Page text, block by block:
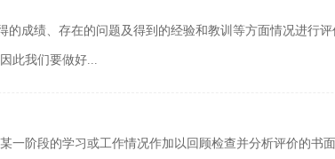
的成绩、存在的问题及得到的经验和教训等方面情况进行
此我们要做好...
一阶段的学习或工作情况作加以回顾检查并分析评价的书